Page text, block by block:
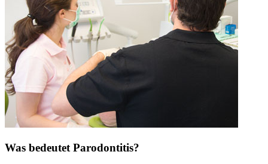
Was bedeutet Parodontitis?